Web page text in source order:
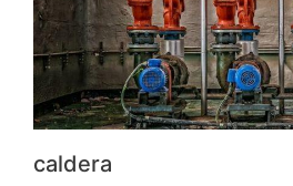
caldera